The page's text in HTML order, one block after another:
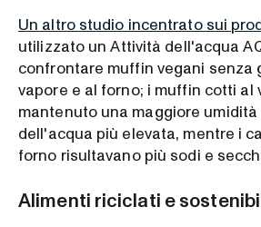
Un altro studio incentrato sui
utilizzato un Attività dell'acqua
confrontare muffin vegani senza
vapore e al forno; i muffin cotti al
mantenuto una maggiore
dell'acqua più elevata, mentre i
forno risultavano più sodi e
Alimenti riciclati e